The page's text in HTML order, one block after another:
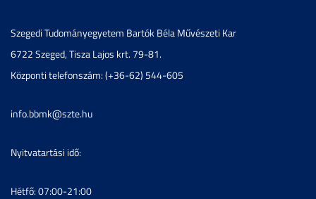
Szegedi Tudományegyetem Bartók Béla Művészeti Kar
6722 Szeged, Tisza Lajos krt. 79-81.
Központi telefonszám: (+36-62) 544-605
info.bbmk@szte.hu
Nyitvatartási idő:
Hétfő: 07:00-21:00